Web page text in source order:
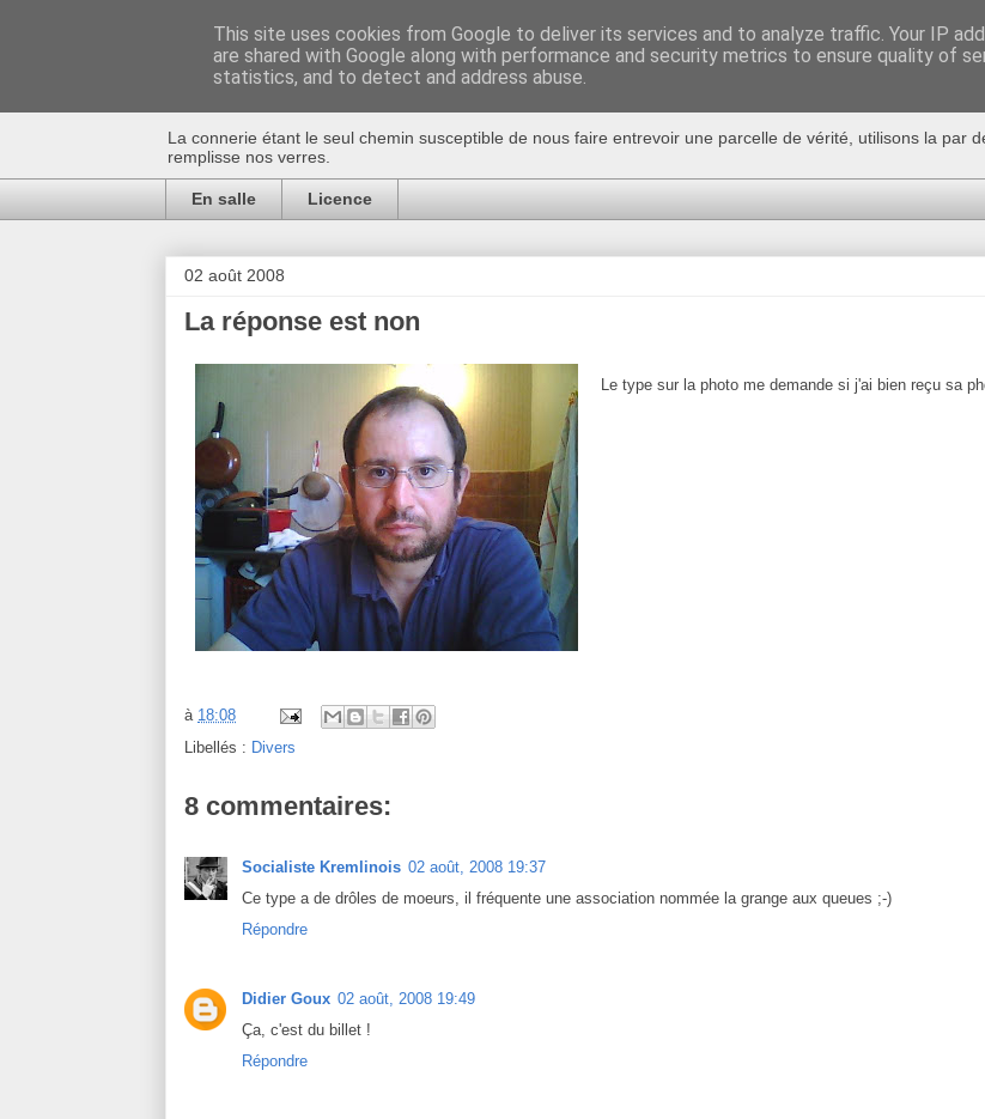
Au bistro !
La connerie étant le seul chemin susceptible de nous faire entrevoir une parcelle de vérité, utilisons la par
remplisse nos verres.
En salle Licence
02 août 2008
La réponse est non
Le type sur la photo me demande si j'ai bien reçu sa
à 18:08
Libellés : Divers
8 commentaires:
Socialiste Kremlinois 02 août, 2008 19:37
Ce type a de drôles de moeurs, il fréquente une association nommée la grange aux queues ;-)
Répondre
Didier Goux 02 août, 2008 19:49
Ça, c'est du billet !
Répondre
This site uses cookies from Google to deliver its services and to analyze traffic. Your IP
are shared with Google along with performance and security metrics to ensure quality of
statistics, and to detect and address abuse.